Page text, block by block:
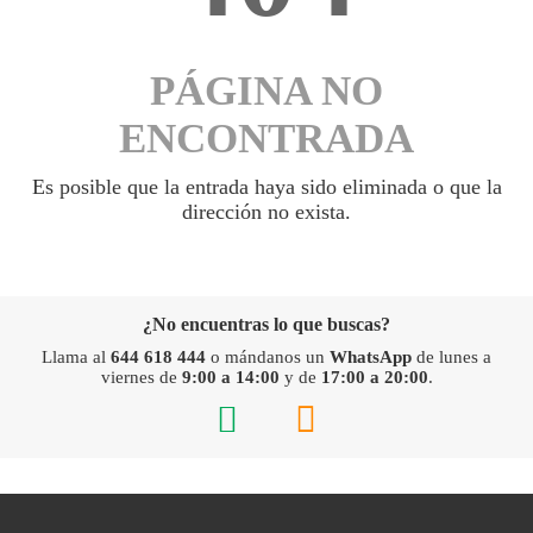
PÁGINA NO
ENCONTRADA
Es posible que la entrada haya sido eliminada o que la
dirección no exista.
¿No encuentras lo que buscas?
Llama al 644 618 444 o mándanos un WhatsApp de lunes a
viernes de 9:00 a 14:00 y de 17:00 a 20:00.